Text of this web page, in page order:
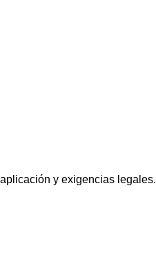
y exigencias legales.